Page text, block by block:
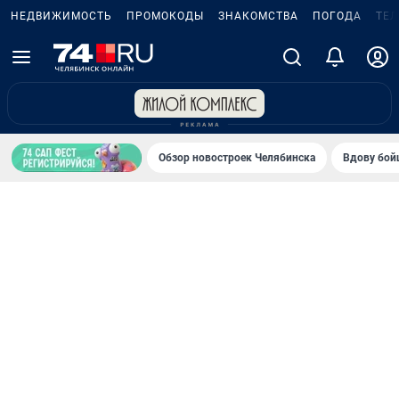
НЕДВИЖИМОСТЬ ПРОМОКОДЫ ЗНАКОМСТВА ПОГОДА
Обзор новостроек Челябинска Вдову